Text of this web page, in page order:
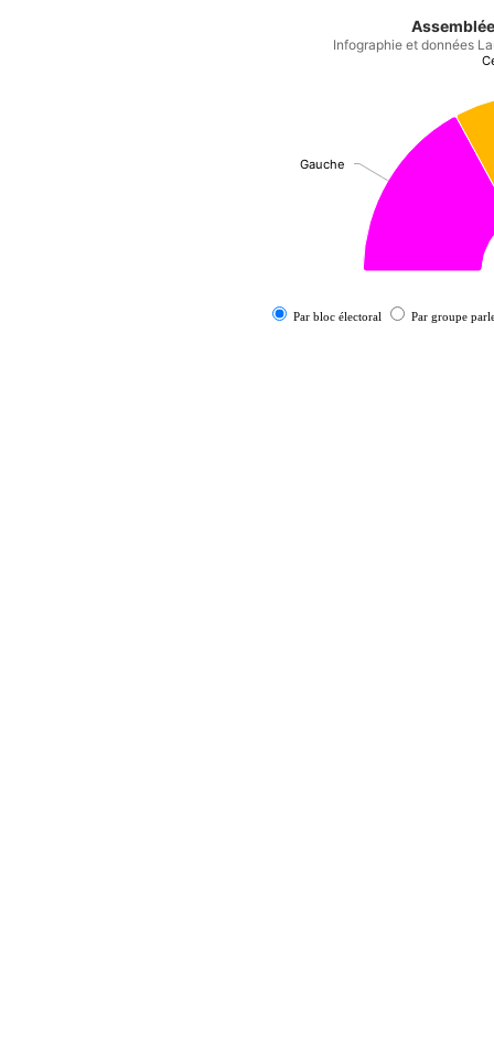
Gauche
Gauche
Infographie et données
Par bloc électoral Par groupe